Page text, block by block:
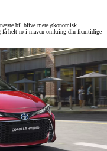
bil blive mere økonomisk
helt ro i maven omkring din fremtidige